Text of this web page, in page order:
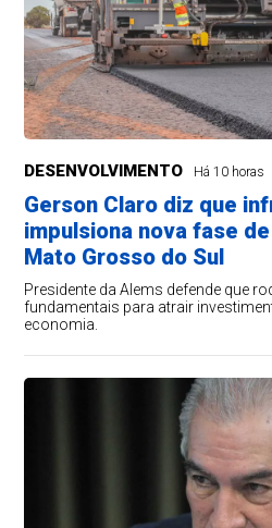
DESENVOLVIMENTO Há 10 horas
Gerson Claro diz que
impulsiona nova fase
Mato Grosso do Sul
Presidente da Alems defende que
fundamentais para atrair
economia.